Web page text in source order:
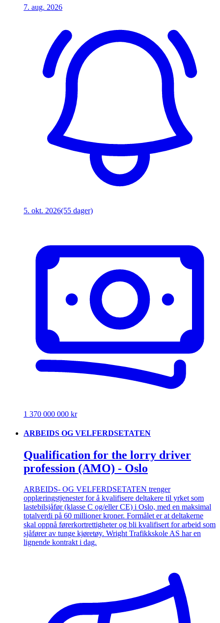
7. aug. 2026
5. okt. 2026(55 dager)
1 370 000 000 kr
ARBEIDS OG VELFERDSETATEN
Qualification for the lorry driver
profession (AMO) - Oslo
ARBEIDS- OG VELFERDSETATEN trenger
opplæringstjenester for å kvalifisere deltakere til yrket som
lastebilsjåfør (klasse C og/eller CE) i Oslo, med en maksimal
totalverdi på 60 millioner kroner. Formålet er at deltakerne
skal oppnå førerkortrettigheter og bli kvalifisert for arbeid som
sjåfører av tunge kjøretøy. Wright Trafikkskole AS har en
lignende kontrakt i dag.